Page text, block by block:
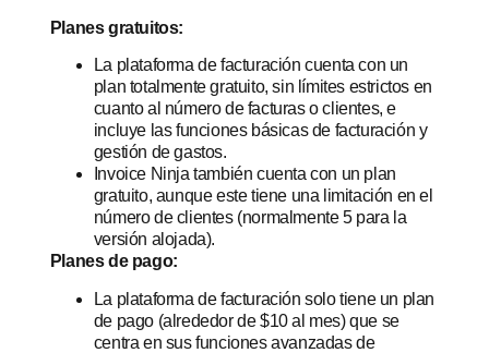
Planes gratuitos:
La plataforma de facturación cuenta con un
plan totalmente gratuito, sin límites estrictos en
cuanto al número de facturas o clientes, e
incluye las funciones básicas de facturación y
gestión de gastos.
Invoice Ninja también cuenta con un plan
gratuito, aunque este tiene una limitación en el
número de clientes (normalmente 5 para la
versión alojada).
Planes de pago:
La plataforma de facturación solo tiene un plan
de pago (alrededor de $10 al mes) que se
centra en sus funciones avanzadas de